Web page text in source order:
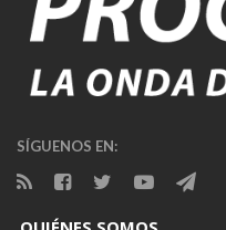
SÍGUENOS EN: